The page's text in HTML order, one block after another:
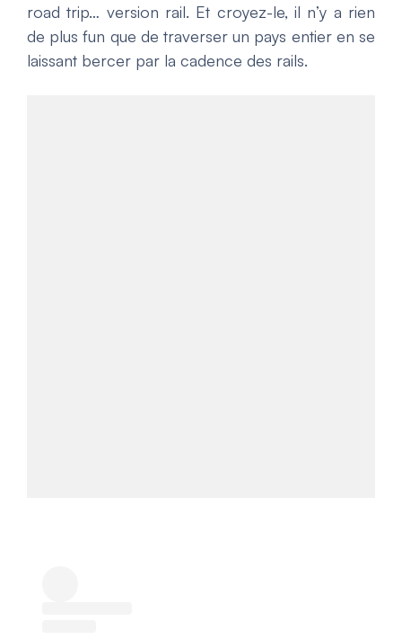
road trip… version rail. Et croyez-le, il n’y a rien
de plus fun que de traverser un pays entier en se
laissant bercer par la cadence des rails.